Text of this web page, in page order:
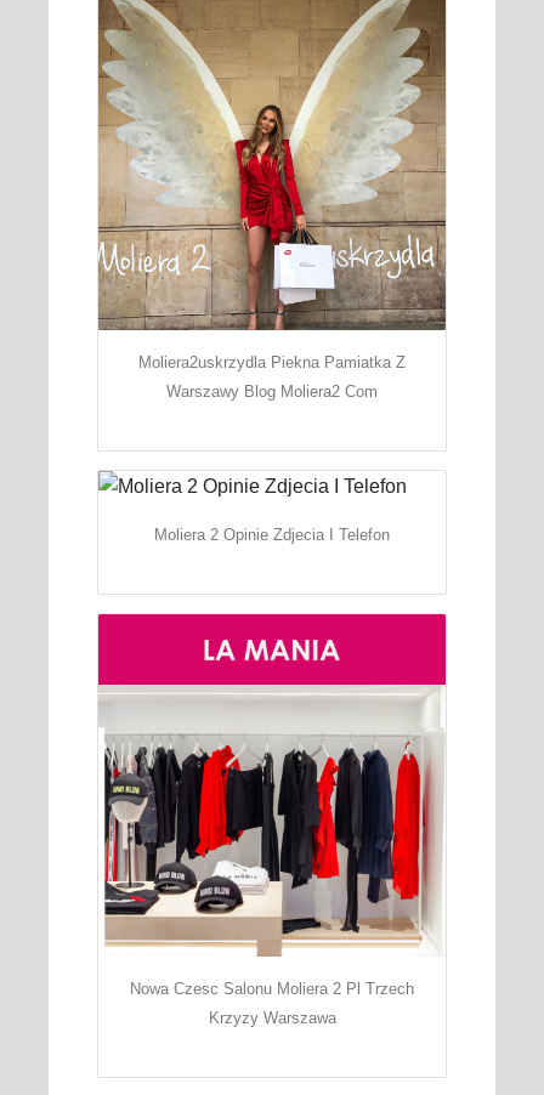
Moliera2uskrzydla Piekna Pamiatka Z
Warszawy Blog Moliera2 Com
Moliera 2 Opinie Zdjecia I Telefon
Nowa Czesc Salonu Moliera 2 Pl Trzech
Krzyzy Warszawa